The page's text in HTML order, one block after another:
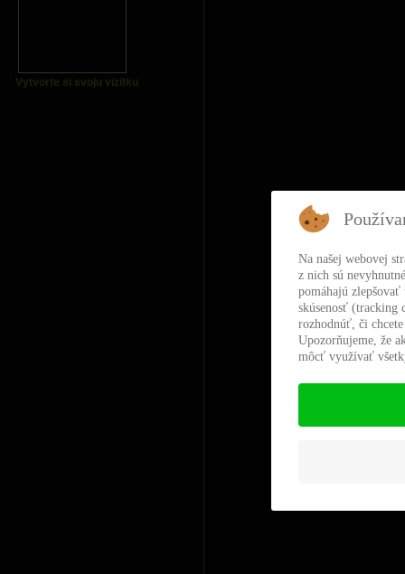
Vytvorte si svoju vizitku
Na našej webovej
z nich sú
pomáhajú
skúsenosť (tracking
rozhodnúť, či
Upozorňujeme, že
môcť využívať